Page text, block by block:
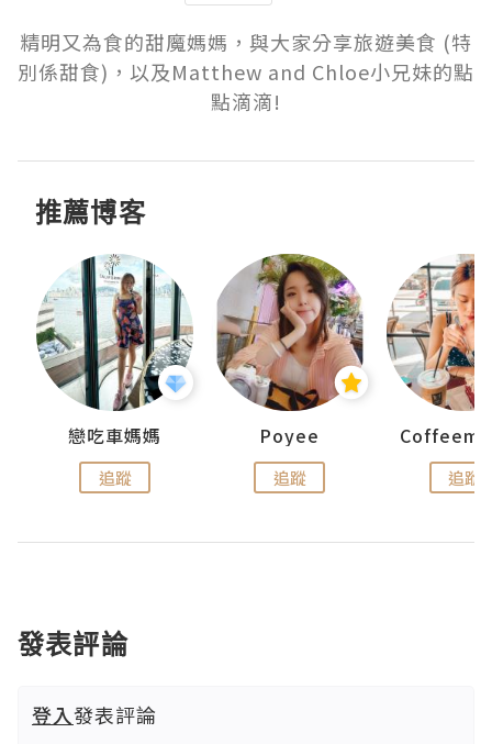
精明又為食的甜魔媽媽，與大家分享旅遊美食 (特
別係甜食)，以及Matthew and Chloe小兄妹的點
點滴滴!
推薦博客
戀吃車媽媽
追蹤
Poyee
追蹤 追蹤
發表評論
登入發表評論